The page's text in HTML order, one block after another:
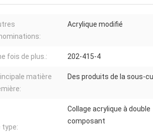
Acrylique modifié
fois de plus.: 202-415-4
matière
Des produits de la sous-
type:
Collage acrylique à double
composant